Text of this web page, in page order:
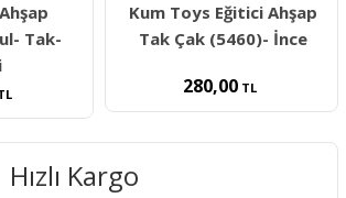
Tak-
Kum Toys Eğitici Ahşap
Tak Çak (5460)- İnce
280,00 TL
Hızlı Kargo